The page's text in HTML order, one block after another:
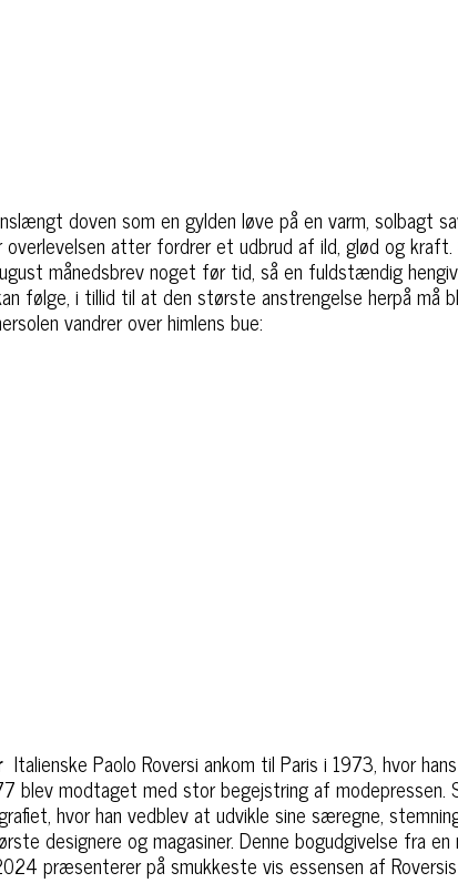
doven som en gylden løve på en varm, solbagt
atter fordrer et udbrud af ild, glød og kraft.
månedsbrev noget før tid, så en fuldstændig
følge, i tillid til at den største anstrengelse herpå må
vandrer over himlens bue:
Italienske Paolo Roversi ankom til Paris i 1973, hvor
blev modtaget med stor begejstring af modepressen.
hvor han vedblev at udvikle sine særegne,
designere og magasiner. Denne bogudgivelse fra
præsenterer på smukkeste vis essensen af